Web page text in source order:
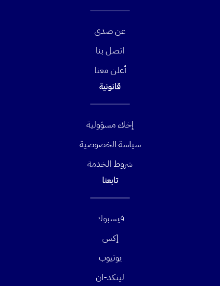
عن صدى
اتصل بنا
أعلن معنا
قانونية
إخلاء مسؤولية
سياسة الخصوصية
شروط الخدمة
تابعنا
فيسبوك
إكس
يوتيوب
لينكد-ان